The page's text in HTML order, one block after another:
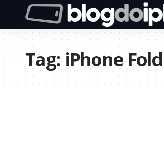
Tag:iPhone Fold